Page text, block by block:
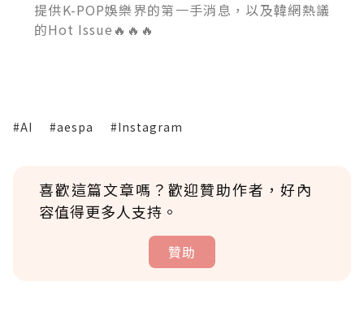
提供K-POP娛樂界的第一手消息，以及韓網熱議
的Hot Issue🔥🔥🔥
#AI #aespa #Instagram
喜歡這篇文章嗎？歡迎贊助作者，好內
容值得更多人支持。
贊助